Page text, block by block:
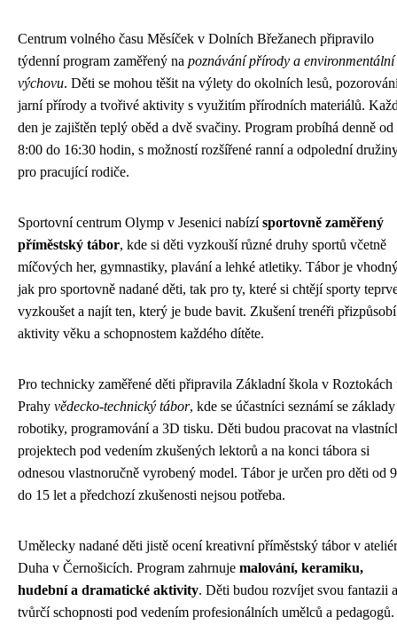
Centrum volného času Měsíček v Dolních Břežanech připravilo
týdenní program zaměřený na poznávání přírody a environmentální
výchovu. Děti se mohou těšit na výlety do okolních lesů,
jarní přírody a tvořivé aktivity s využitím přírodních materiálů.
den je zajištěn teplý oběd a dvě svačiny. Program probíhá denně od
8:00 do 16:30 hodin, s možností rozšířené ranní a odpolední
pro pracující rodiče.
Sportovní centrum Olymp v Jesenici nabízísportovně zaměřený
příměstský tábor, kde si děti vyzkouší různé druhy sportů včetně
míčových her, gymnastiky, plavání a lehké atletiky. Tábor je
jak pro sportovně nadané děti, tak pro ty, které si chtějí sporty
vyzkoušet a najít ten, který je bude bavit. Zkušení trenéři přizpůsobí
aktivity věku a schopnostem každého dítěte.
Pro technicky zaměřené děti připravila Základní škola v Roztokách
Prahy vědecko-technický tábor, kde se účastníci seznámí se základy
robotiky, programování a 3D tisku. Děti budou pracovat na
projektech pod vedením zkušených lektorů a na konci tábora si
odnesou vlastnoručně vyrobený model. Tábor je určen pro děti od 9
do 15 let a předchozí zkušenosti nejsou potřeba.
Umělecky nadané děti jistě ocení kreativní příměstský tábor v
Duha v Černošicích. Program zahrnuje malování, keramiku,
hudební a dramatické aktivity. Děti budou rozvíjet svou fantazii a
tvůrčí schopnosti pod vedením profesionálních umělců a pedagogů.